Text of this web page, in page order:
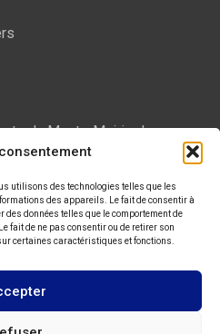
utilisons des technologies telles que les
des appareils. Le fait de consentir à
données telles que le comportement de
fait de ne pas consentir ou de retirer son
certaines caractéristiques et fonctions.
du Mont - Mairie de
63000 Clermont-Ferrand